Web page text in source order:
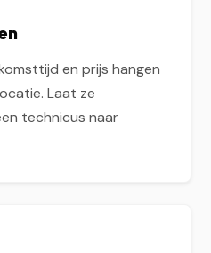
en prijs hangen
Laat ze
technicus naar